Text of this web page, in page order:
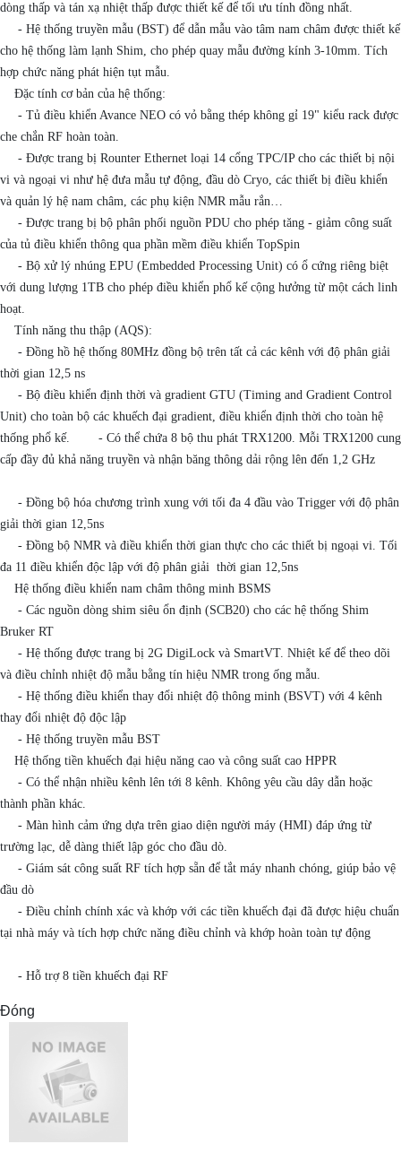
dòng thấp và tán xạ nhiệt thấp được thiết kế để tối ưu tính đồng nhất.
- Hệ thống truyền mẫu (BST) để dẫn mẫu vào tâm nam châm được thiết kế
cho hệ thống làm lạnh Shim, cho phép quay mẫu đường kính 3-10mm. Tích
hợp chức năng phát hiện tụt mẫu.
Đặc tính cơ bản của hệ thống:
- Tủ điều khiển Avance NEO có vỏ bằng thép không gỉ 19" kiểu rack được
che chắn RF hoàn toàn.
- Được trang bị Rounter Ethernet loại 14 cổng TPC/IP cho các thiết bị nội
vi và ngoại vi như hệ đưa mẫu tự động, đầu dò Cryo, các thiết bị điều khiển
và quản lý hệ nam châm, các phụ kiện NMR mẫu rắn…
- Được trang bị bộ phân phối nguồn PDU cho phép tăng - giảm công suất
của tủ điều khiển thông qua phần mềm điều khiển TopSpin
- Bộ xử lý nhúng EPU (Embedded Processing Unit) có ổ cứng riêng biệt
với dung lượng 1TB cho phép điều khiển phổ kế cộng hưởng từ một cách linh
hoạt.
Tính năng thu thập (AQS):
- Đồng hồ hệ thống 80MHz đồng bộ trên tất cả các kênh với độ phân giải
thời gian 12,5 ns
- Bộ điều khiển định thời và gradient GTU (Timing and Gradient Control
Unit) cho toàn bộ các khuếch đại gradient, điều khiển định thời cho toàn hệ
thống phổ kế. - Có thể chứa 8 bộ thu phát TRX1200. Mỗi TRX1200 cung
cấp đầy đủ khả năng truyền và nhận băng thông dải rộng lên đến 1,2 GHz
- Đồng bộ hóa chương trình xung với tối đa 4 đầu vào Trigger với độ phân
giải thời gian 12,5ns
- Đồng bộ NMR và điều khiển thời gian thực cho các thiết bị ngoại vi. Tối
đa 11 điều khiển độc lập với độ phân giải thời gian 12,5ns
Hệ thống điều khiển nam châm thông minh BSMS
- Các nguồn dòng shim siêu ổn định (SCB20) cho các hệ thống Shim
Bruker RT
- Hệ thống được trang bị 2G DigiLock và SmartVT. Nhiệt kế để theo dõi
và điều chỉnh nhiệt độ mẫu bằng tín hiệu NMR trong ống mẫu.
- Hệ thống điều khiển thay đổi nhiệt độ thông minh (BSVT) với 4 kênh
thay đổi nhiệt độ độc lập
- Hệ thống truyền mẫu BST
Hệ thống tiền khuếch đại hiệu năng cao và công suất cao HPPR
- Có thể nhận nhiều kênh lên tới 8 kênh. Không yêu cầu dây dẫn hoặc
thành phần khác.
- Màn hình cảm ứng dựa trên giao diện người máy (HMI) đáp ứng từ
trường lạc, dễ dàng thiết lập góc cho đầu dò.
- Giám sát công suất RF tích hợp sẵn để tắt máy nhanh chóng, giúp bảo vệ
đầu dò
- Điều chỉnh chính xác và khớp với các tiền khuếch đại đã được hiệu chuẩn
tại nhà máy và tích hợp chức năng điều chỉnh và khớp hoàn toàn tự động
- Hỗ trợ 8 tiền khuếch đại RF
Đóng